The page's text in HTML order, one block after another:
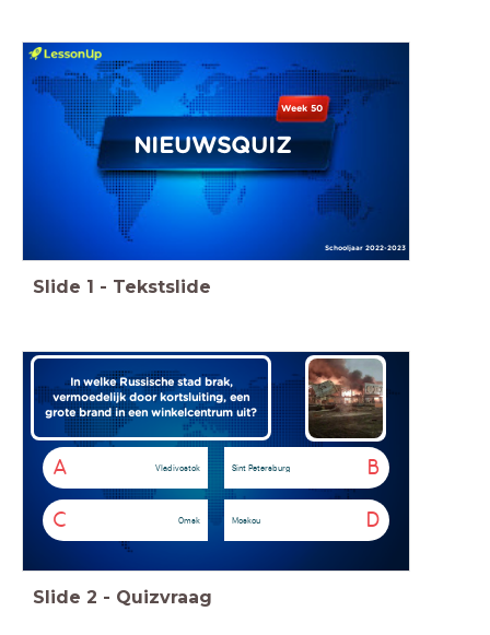
NIEUWSQUIZ
Week 50
Schooljaar 2022-2023
Slide 1 - Tekstslide
In welke Russische stad brak,
vermoedelijk door kortsluiting, een
grote brand in een winkelcentrum uit?
A Vladivostok B
Sint Petersburg
C Omsk D
Moskou
Slide 2 - Quizvraag